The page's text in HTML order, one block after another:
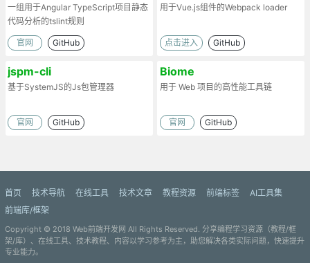
一组用于Angular TypeScript项目静态
代码分析的tslint规则
官网 GitHub
用于Vue.js组件的Webpack loader
点击进入 GitHub
jspm-cli
基于SystemJS的Js包管理器
官网 GitHub
Biome
用于 Web 项目的高性能工具链
官网 GitHub
首页 技术导航 在线工具 技术文章 教程资源 前端标签
AI工具集
前端库/框架